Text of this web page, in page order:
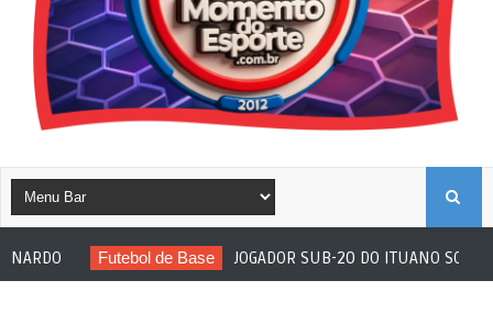
Futebol de Base JOGADOR SUB-20 DO ITUANO SOFRE ATO